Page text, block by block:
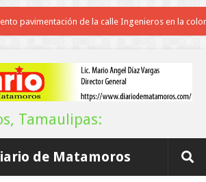
pavimentación de la calle Ingenieros en la
UAT el arranque del ciclo escolar Otoño 2026
economía de las familias
el futuro de México el 1 de Septiembre.
Tamaulipas:
de Matamoros